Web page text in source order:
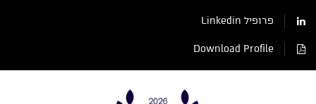
פרופיל Linkedin
Download Profile